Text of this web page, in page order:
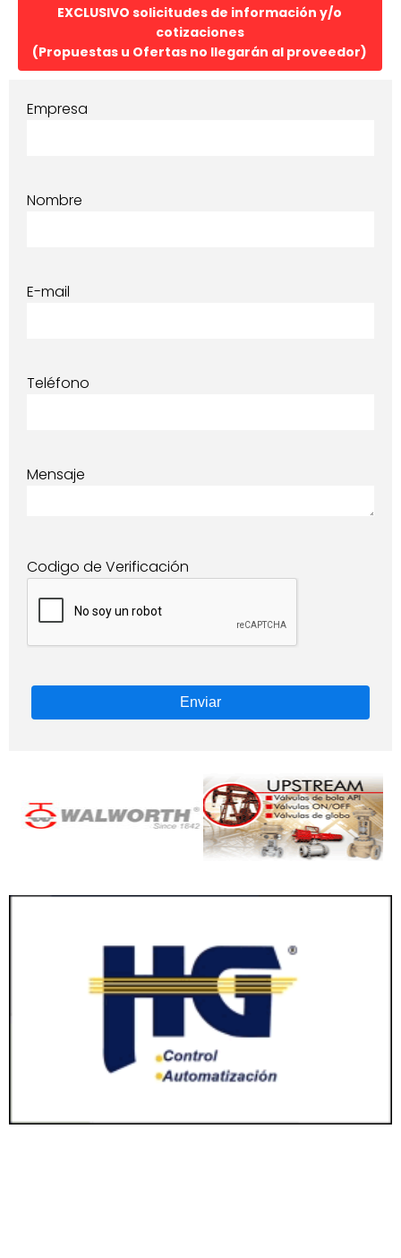
EXCLUSIVO solicitudes de información y/o
cotizaciones
(Propuestas u Ofertas no llegarán al proveedor)
Empresa
Nombre
E-mail
Teléfono
Mensaje
Codigo de Verificación
Enviar